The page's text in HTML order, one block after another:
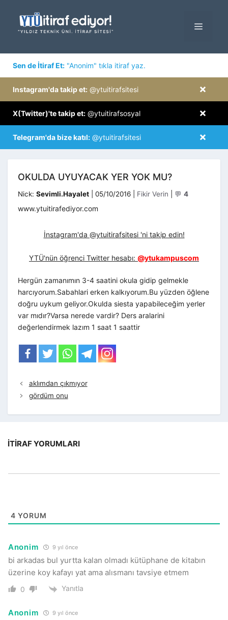
MENÜ
Sen de İtiraf Et: "Anonim" tıkla itiraf yaz.
×
Instagram'da takip et: @ytuitirafsitesi
×
X(Twitter)'te takip et: @ytuitirafsosyal
×
Telegram'da bize katıl: @ytuitirafsitesi
OKULDA UYUYACAK YER YOK MU?
Nick: Sevimli.Hayalet 05/10/2016 Kategoriler
Fikir Verin 💬 4
www.ytuitirafediyor.com
İnstagram'da @ytuitirafsitesi 'ni takip edin!
YTÜ'nün öğrenci Twitter hesabı: @ytukampuscom
Hergün zamanımın 3-4 saatini okula gidip gelmekle
harcıyorum.Sabahlari erken kalkıyorum.Bu yüzden öğlene
doğru uykum geliyor.Okulda siesta yapabileceğim yerler
var mıdır?Varsa nerede vardir? Ders aralarini
değerlendirmek lazım 1 saat 1 saattir
aklımdan çıkmıyor
gördüm onu
İTIRAF YORUMLARI
4 YORUM
Anonim 9 yıl önce
bi arkadas bul yurtta kalan olmadı kütüphane de kitabın
üzerine koy kafayı yat ama alısmanı tavsiye etmem
0 Yanıtla
Anonim 9 yıl önce